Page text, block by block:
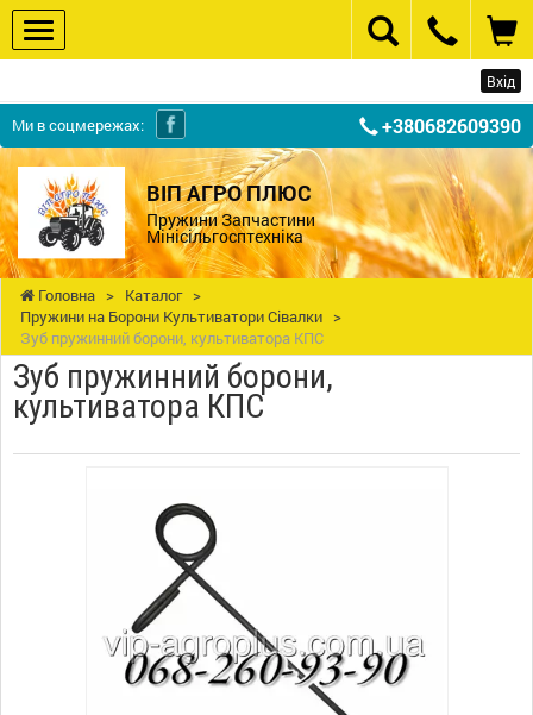
Вхід
Ми в соцмережах: +380682609390
ВІП АГРО ПЛЮС
Пружини Запчастини
Мінісільгосптехніка
Головна > Каталог >
Пружини на Борони Культиватори Сівалки >
Зуб пружинний борони, культиватора КПС
Зуб пружинний борони,
культиватора КПС